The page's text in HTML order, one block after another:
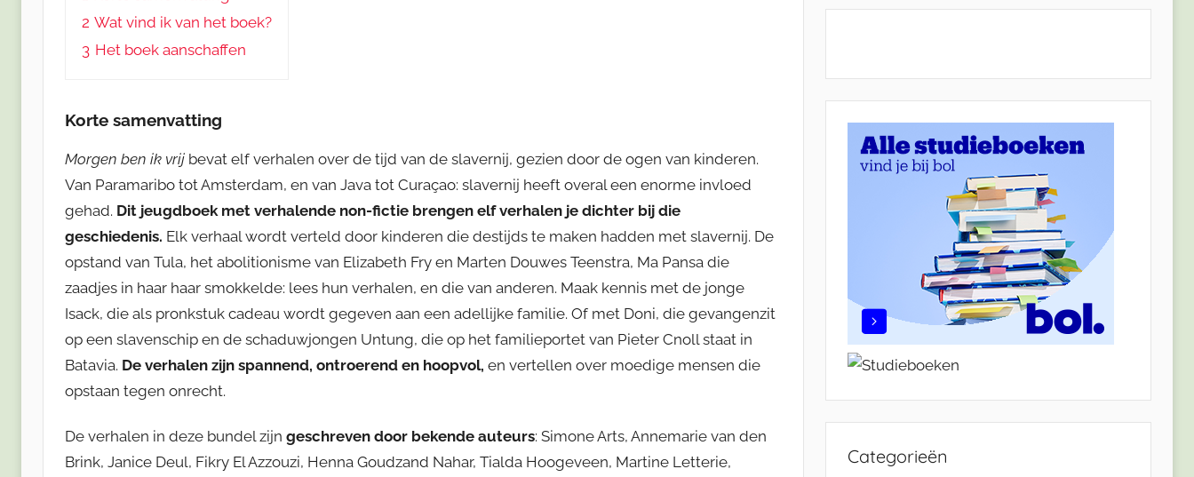
2 Wat vind ik van het boek?
3 Het boek aanschaffen
Korte samenvatting
Morgen ben ik vrij bevat elf verhalen over de tijd van de slavernij, gezien door de ogen van kinderen.
Van Paramaribo tot Amsterdam, en van Java tot Curaçao: slavernij heeft overal een enorme invloed
gehad. Dit jeugdboek met verhalende non-fictie brengen elf verhalen je dichter bij die
geschiedenis. Elk verhaal wordt verteld door kinderen die destijds te maken hadden met slavernij. De
opstand van Tula, het abolitionisme van Elizabeth Fry en Marten Douwes Teenstra, Ma Pansa die
zaadjes in haar haar smokkelde: lees hun verhalen, en die van anderen. Maak kennis met de jonge
Isack, die als pronkstuk cadeau wordt gegeven aan een adellijke familie. Of met Doni, die gevangenzit
op een slavenschip en de schaduwjongen Untung, die op het familieportet van Pieter Cnoll staat in
Batavia. De verhalen zijn spannend, ontroerend en hoopvol, en vertellen over moedige mensen die
opstaan tegen onrecht.
De verhalen in deze bundel zijn geschreven door bekende auteurs: Simone Arts, Annemarie van den
Brink, Janice Deul, Fikry El Azzouzi, Henna Goudzand Nahar, Tialda Hoogeveen, Martine Letterie,
Categorieën